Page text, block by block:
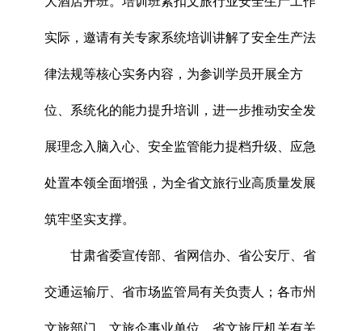
实际，邀请有关专家系统培训讲解了安全生产法
律法规等核心实务内容，为参训学员开展全方
位、系统化的能力提升培训，进一步推动安全发
展理念入脑入心、安全监管能力提档升级、应急
处置本领全面增强，为全省文旅行业高质量发展
筑牢坚实支撑。
甘肃省委宣传部、省网信办、省公安厅、省
交通运输厅、省市场监管局有关负责人；各市州